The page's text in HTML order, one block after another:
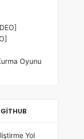
Oyunu
Yol